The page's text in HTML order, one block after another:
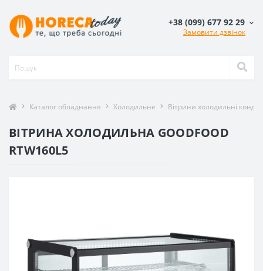
+38 (099) 677 92 29
Замовити дзвінок
Каталог обладнання Холодильне Вітрини холодильні
ВІТРИНА ХОЛОДИЛЬНА GOODFOOD
RTW160L5